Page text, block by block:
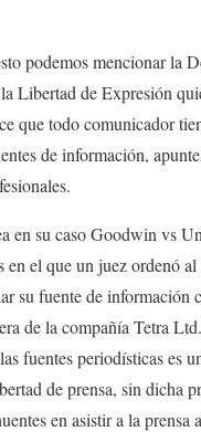
podemos mencionar la
Libertad de Expresión
que todo comunicador
de información,
en su caso Goodwin vs
en el que un juez ordenó
su fuente de información
de la compañía Tetra
fuentes periodísticas es
de prensa, sin dicha
en asistir a la